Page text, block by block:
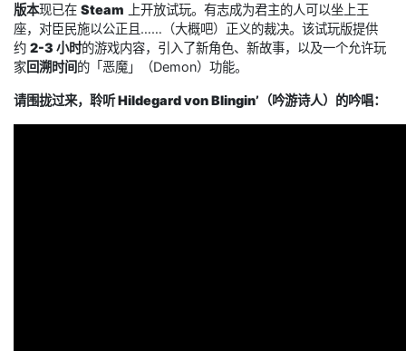
版本现已在 Steam 上开放试玩。有志成为君主的人可以坐上王
座，对臣民施以公正且……（大概吧）正义的裁决。该试玩版提供
约 2-3 小时的游戏内容，引入了新角色、新故事，以及一个允许玩
家回溯时间的「恶魔」（Demon）功能。
请围拢过来，聆听 Hildegard von Blingin’（吟游诗人）的吟唱：